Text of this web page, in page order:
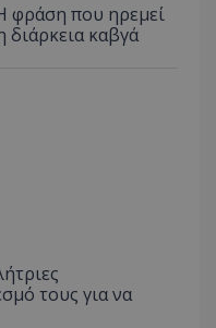
φράση που ηρεμεί
καβγά
τους για να